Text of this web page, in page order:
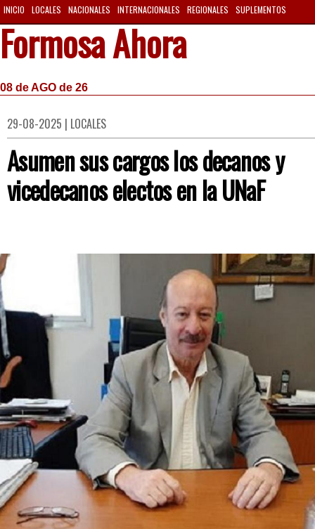
INICIO LOCALES NACIONALES INTERNACIONALES REGIONALES SUPLEMENTOS
Formosa Ahora
08 de AGO de 26
29-08-2025 | LOCALES
Asumen sus cargos los decanos y
vicedecanos electos en la UNaF